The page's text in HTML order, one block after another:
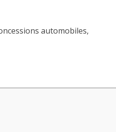
automobiles,